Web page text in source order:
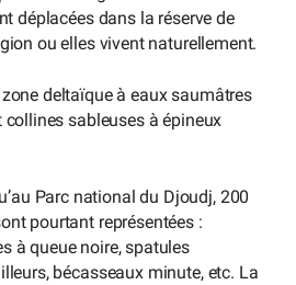
déplacées dans la réserve de
ou elles vivent naturellement.
deltaïque à eaux saumâtres
collines sableuses à épineux
Parc national du Djoudj, 200
pourtant représentées :
à queue noire, spatules
bécasseaux minute, etc. La